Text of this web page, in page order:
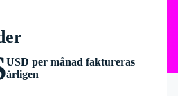
USD per månad faktureras
årligen